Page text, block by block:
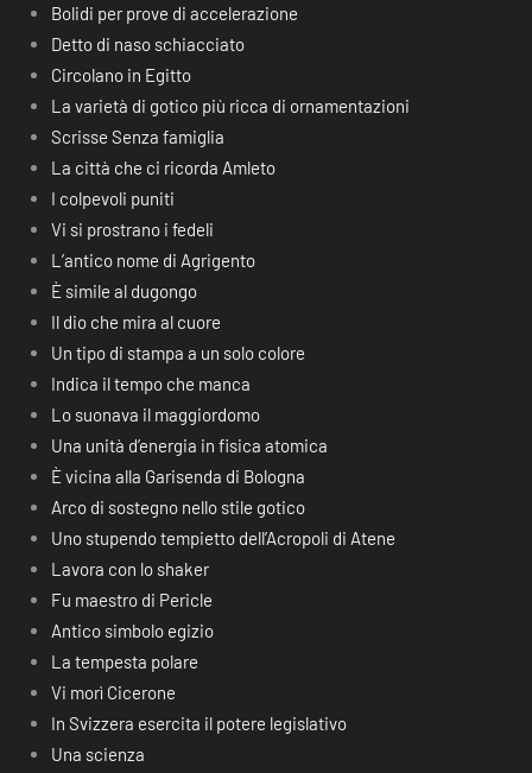
Bolidi per prove di accelerazione
Detto di naso schiacciato
Circolano in Egitto
La varietà di gotico più ricca di ornamentazioni
Scrisse Senza famiglia
La città che ci ricorda Amleto
I colpevoli puniti
Vi si prostrano i fedeli
L’antico nome di Agrigento
È simile al dugongo
Il dio che mira al cuore
Un tipo di stampa a un solo colore
Indica il tempo che manca
Lo suonava il maggiordomo
Una unità d’energia in fisica atomica
È vicina alla Garisenda di Bologna
Arco di sostegno nello stile gotico
Uno stupendo tempietto dell’Acropoli di Atene
Lavora con lo shaker
Fu maestro di Pericle
Antico simbolo egizio
La tempesta polare
Vi morì Cicerone
In Svizzera esercita il potere legislativo
Una scienza